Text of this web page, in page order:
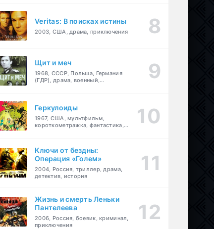
Veritas: В поисках истины
2003, США, драма, приключения
Щит и меч
1968, СССР, Польша, Германия
(ГДР), драма, военный,
Геркулоиды
1967, США, мультфильм,
короткометражка, фантастика,
Ключи от бездны:
Операция «Голем»
2004, Россия, триллер, драма,
детектив, история
Жизнь и смерть Леньки
Пантелеева
2006, Россия, боевик, криминал,
приключения